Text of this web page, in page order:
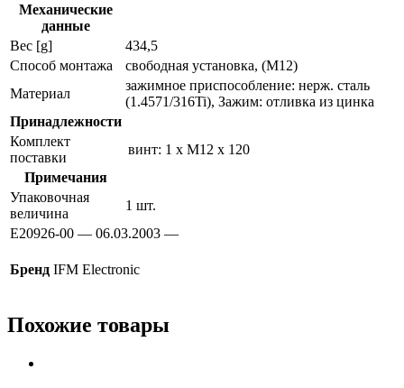
Механические
данные
Вес [g]
434,5
Способ монтажа
свободная установка, (M12)
Материал
зажимное приспособление: нерж. сталь
(1.4571/316Ti), Зажим: отливка из цинка
Принадлежности
Комплект
поставки
винт: 1 x M12 x 120
Примечания
Упаковочная
величина
1 шт.
E20926-00 — 06.03.2003 —
Бренд IFM Electronic
Похожие товары